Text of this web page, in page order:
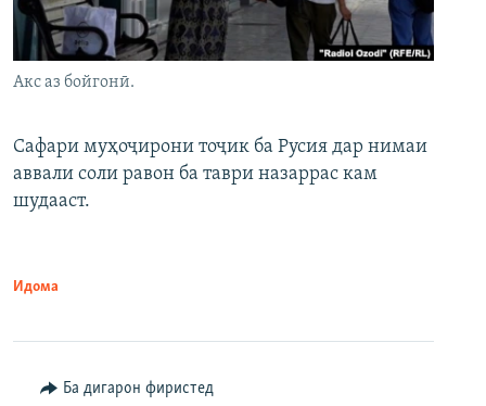
Акс аз бойгонӣ.
Сафари муҳоҷирони тоҷик ба Русия дар нимаи
аввали соли равон ба таври назаррас кам
шудааст.
Идома
Ба дигарон фиристед